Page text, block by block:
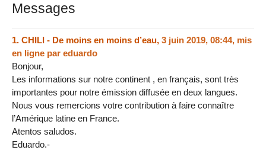
Messages
1. CHILI - De moins en moins d’eau, 3 juin 2019, 08:44, mis
en ligne par eduardo
Bonjour,
Les informations sur notre continent , en français, sont très
importantes pour notre émission diffusée en deux langues.
Nous vous remercions votre contribution à faire connaître
l’Amérique latine en France.
Atentos saludos.
Eduardo.-